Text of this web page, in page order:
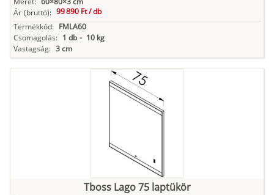
Ár (bruttó): 99 890 Ft /db
Termékkód: FMLA60
Csomagolás: 1 db - 10 kg
Vastagság: 3 cm
Tboss Lago 75 laptükör